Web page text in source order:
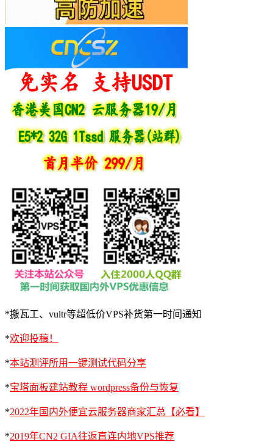
*搬瓦工、vultr等超低价VPS补货第一时间通知
*欢迎投稿！
*本站测评所用一键测试代码分享
*宝塔面板建站教程 wordpress备份与恢复
*2022年国内外便宜云服务器商家汇总【必看】
*2019年CN2 GIA往返直连内地VPS推荐